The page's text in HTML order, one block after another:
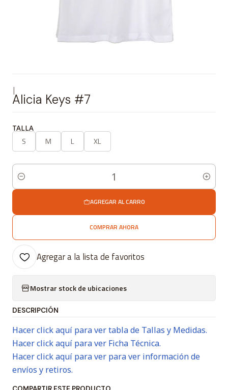
|
Alicia Keys #7
TALLA
S M L XL
Cantidad
AGREGAR AL CARRO
COMPRAR AHORA
Agregar a la lista de favoritos
Mostrar stock de ubicaciones
DESCRIPCIÓN
Hacer click aquí para ver tabla de Tallas y Medidas.
Hacer click aquí para ver Ficha Técnica.
Hacer click aquí para ver para ver información de
envíos y retiros.